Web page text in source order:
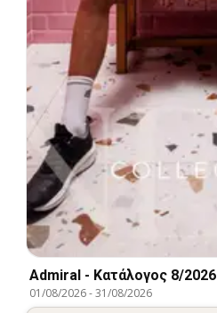
Admiral - Kατάλογος 8/2026
01/08/2026-31/08/2026